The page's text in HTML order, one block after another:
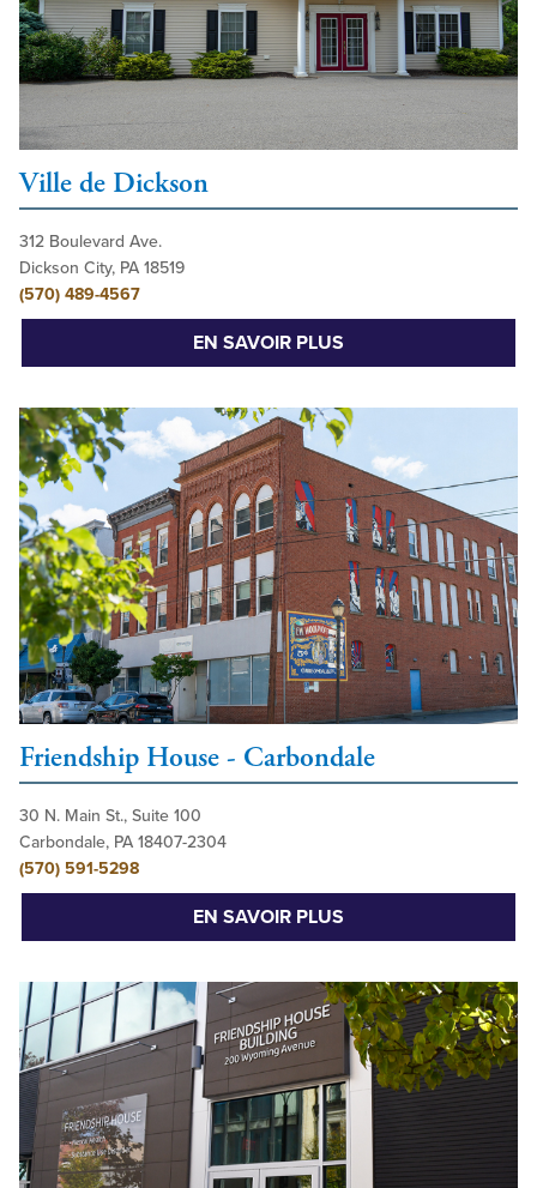
Ville de Dickson
312 Boulevard Ave.
Dickson City, PA 18519
(570) 489-4567
EN SAVOIR PLUS
Friendship House - Carbondale
30 N. Main St., Suite 100
Carbondale, PA 18407-2304
(570) 591-5298
EN SAVOIR PLUS